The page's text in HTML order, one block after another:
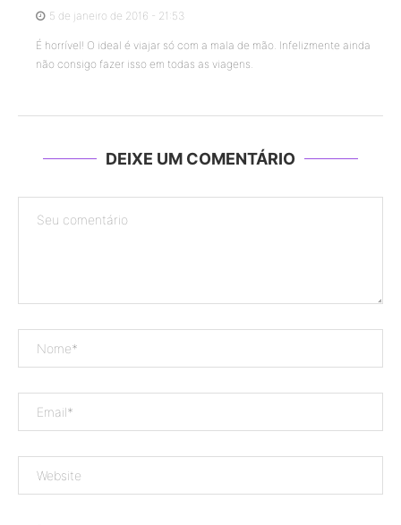
5 de janeiro de 2016 - 21:53
É horrível! O ideal é viajar só com a mala de mão. Infelizmente ainda
não consigo fazer isso em todas as viagens.
DEIXE UM COMENTÁRIO